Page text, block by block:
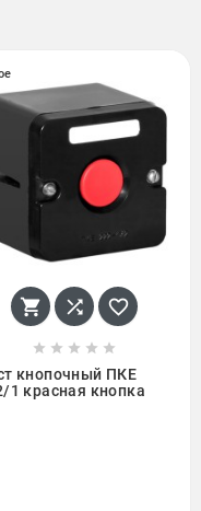
  
    
кнопочный ПКЕ
1 красная кнопка